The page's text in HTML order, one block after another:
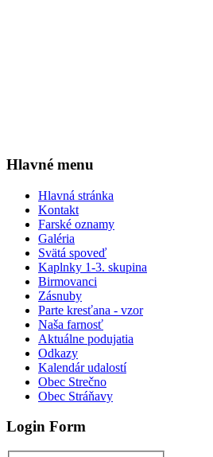
Hlavné menu
Hlavná stránka
Kontakt
Farské oznamy
Galéria
Svätá spoveď
Kaplnky 1-3. skupina
Birmovanci
Zásnuby
Parte kresťana - vzor
Naša farnosť
Aktuálne podujatia
Odkazy
Kalendár udalostí
Obec Strečno
Obec Stráňavy
Login Form